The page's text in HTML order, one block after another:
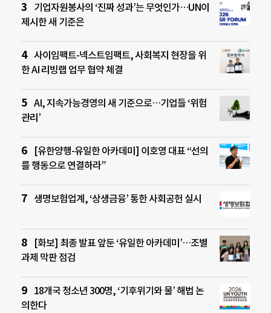
기업자원봉사의 ‘진짜 성과’는 무엇인가…UN이
제시한 새 기준은
사이임팩트-넥스트임팩트, 사회복지 현장을 위
한 AI 리빙랩 업무 협약 체결
AI, 지속가능경영의 새 기준으로…기업들 ‘위험
관리’
[유한양행-유일한 아카데미] 이호영 대표 “선의
를 행동으로 연결하라”
생명보험업계, ‘상생금융’ 통한 사회공헌 실시
[화보] 최종 발표 앞둔 ‘유일한 아카데미’…조별
과제 막판 점검
18개국 청소년 300명, ‘기후위기와 물’ 해법 논
의한다